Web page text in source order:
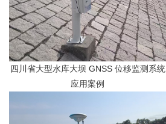
四川省大型水库大坝 GNSS 位移监测系统
应用案例